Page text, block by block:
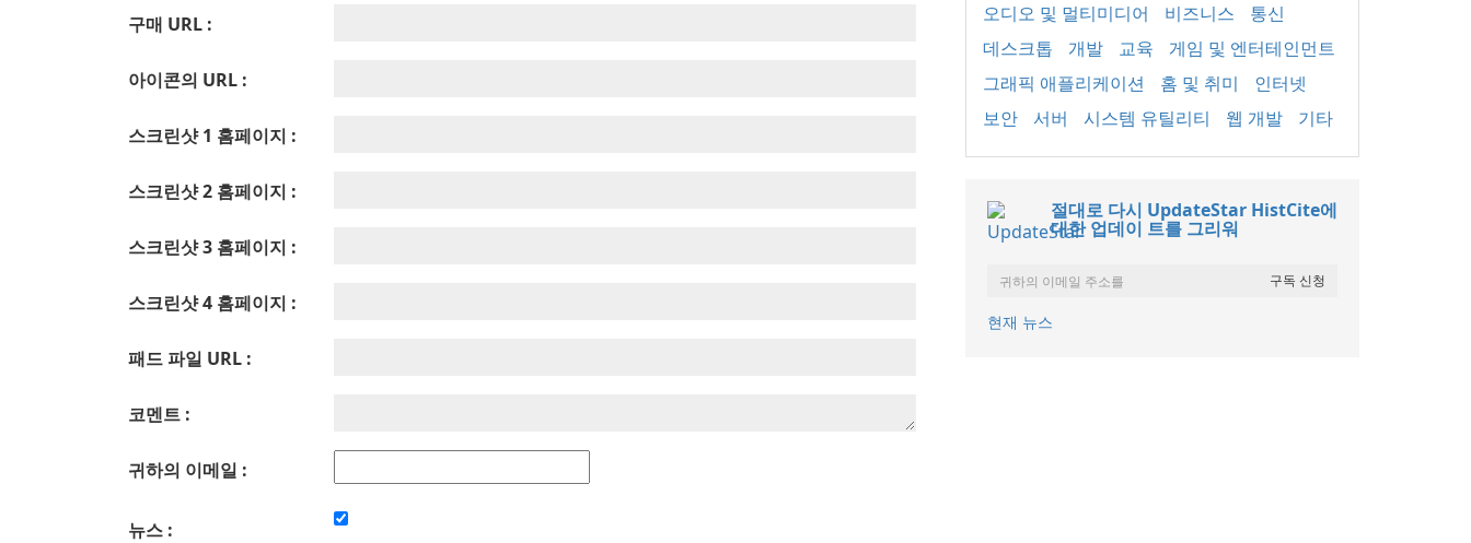
구매 URL :
아이콘의 URL :
스크린샷 1 홈페이지 :
스크린샷 2 홈페이지 :
스크린샷 3 홈페이지 :
스크린샷 4 홈페이지 :
패드 파일 URL :
코멘트 :
귀하의 이메일 :
뉴스 :
오디오 및 멀티미디어 비즈니스
통신
데스크톱
개발 교육
게임 및 엔터테인먼트
그래픽 애플리케이션
홈 및 취미
인터넷
보안
서버 시스템 유틸리티 웹 개발 기타
절대로 다시 UpdateStar HistCite에
대한 업데이 트를 그리워
현재 뉴스